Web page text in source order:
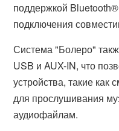
поддержкой
подключения
Система "Болеро"
USB и AUX-IN, что
устройства, такие
для прослушивания
аудиофайлам.